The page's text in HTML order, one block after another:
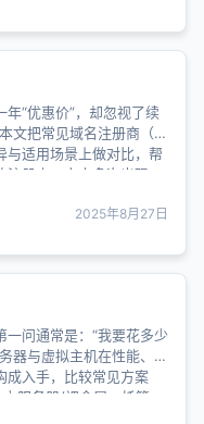
“优惠价”，却忽视了续
文把常见域名注册商（含
与适用场景上做对比，帮
注册商。文中多次出现
2025年8月27日
问通常是：“我要花多少
器与虚拟主机在性能、运
成入手，比较常见方案
立服务器/裸金属、托管